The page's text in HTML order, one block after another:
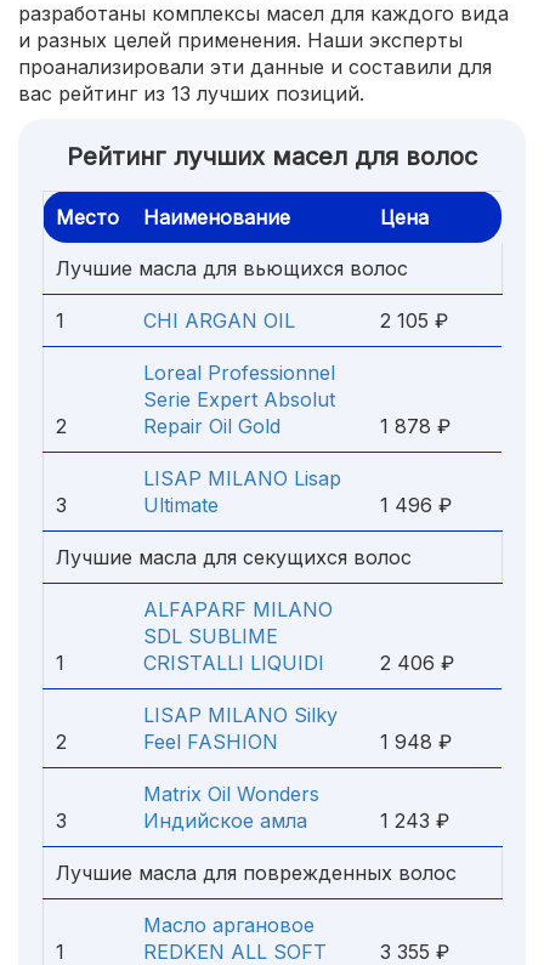
разработаны комплексы масел для каждого вида
и разных целей применения. Наши эксперты
проанализировали эти данные и составили для
вас рейтинг из 13 лучших позиций.
Рейтинг лучших масел для волос
Место Наименование Цена
Лучшие масла для вьющихся волос
1 CHI ARGAN OIL 2 105 ₽
2
Loreal Professionnel
Serie Expert Absolut
Repair Oil Gold
1 878 ₽
3
LISAP MILANO Lisap
Ultimate
1 496 ₽
Лучшие масла для секущихся волос
1
ALFAPARF MILANO
SDL SUBLIME
CRISTALLI LIQUIDI
2 406 ₽
2
LISAP MILANO Silky
Feel FASHION
1 948 ₽
3
Matrix Oil Wonders
Индийское амла
1 243 ₽
Лучшие масла для поврежденных волос
1
Масло аргановое
REDKEN ALL SOFT
3 355 ₽